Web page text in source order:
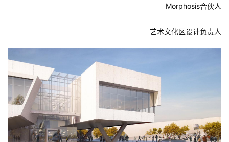
Morphosis合伙人
艺术文化区设计负责人